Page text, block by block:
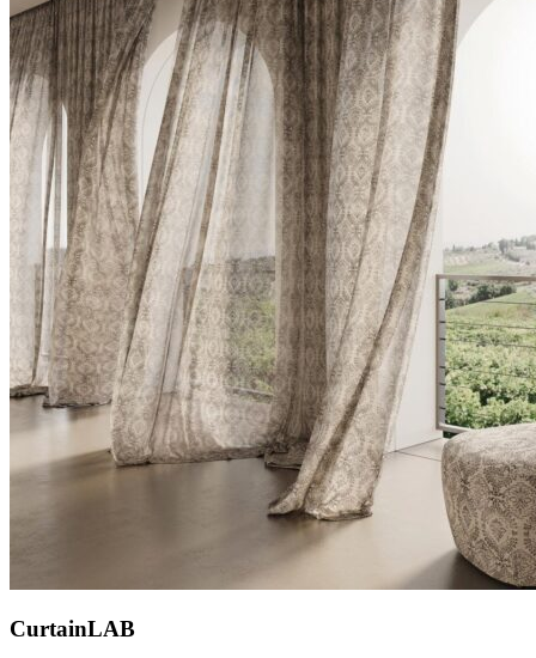
CurtainLAB